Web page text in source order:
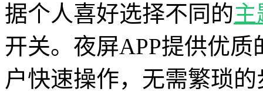
据个人喜好选择不同的主
开关。夜屏APP提供优
户快速操作，无需繁琐